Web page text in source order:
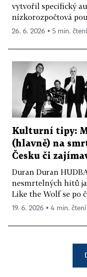
vytvořil specifický
nízkorozpočtová
26. 6. 2026 ▪ 5 min. čtení
Kulturní tipy:
(hlavně) na
Česku či
Duran Duran
nesmrtelných hitů
Like the Wolf se po
19. 6. 2026 ▪ 4 min. čtení